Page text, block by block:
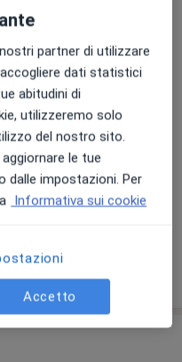
l'agenda online
partner di utilizzare
dati statistici
abitudini di
utilizzeremo solo
del nostro sito.
le tue
dalle impostazioni. Per
Informativa sui cookie
Accetto